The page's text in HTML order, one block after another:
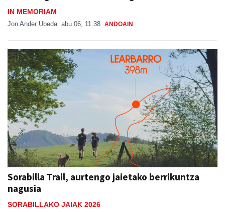
IN MEMORIAM
Jon Ander Ubeda abu 06, 11:38 ANDOAIN
Sorabilla Trail, aurtengo jaietako berrikuntza
nagusia
SORABILLAKO JAIAK 2026